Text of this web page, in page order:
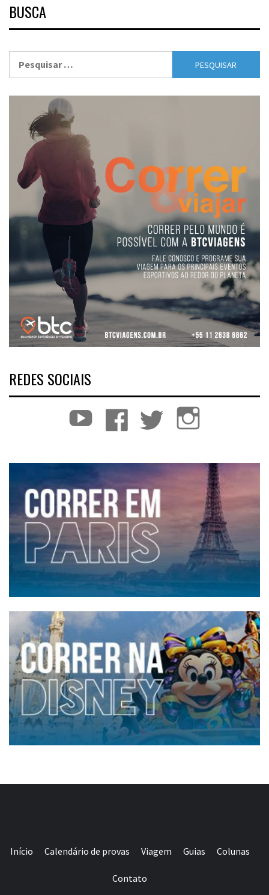
BUSCA
REDES SOCIAIS
YouTube Facebook Twitter
Início Calendário de provas Viagem Guias Colunas
Contato